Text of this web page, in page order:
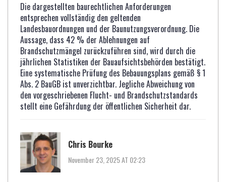
Die dargestellten baurechtlichen Anforderungen
entsprechen vollständig den geltenden
Landesbauordnungen und der Baunutzungsverordnung. Die
Aussage, dass 42 % der Ablehnungen auf
Brandschutzmängel zurückzuführen sind, wird durch die
jährlichen Statistiken der Bauaufsichtsbehörden bestätigt.
Eine systematische Prüfung des Bebauungsplans gemäß § 1
Abs. 2 BauGB ist unverzichtbar. Jegliche Abweichung von
den vorgeschriebenen Flucht- und Brandschutzstandards
stellt eine Gefährdung der öffentlichen Sicherheit dar.
Chris Bourke
November 23, 2025 AT 02:23